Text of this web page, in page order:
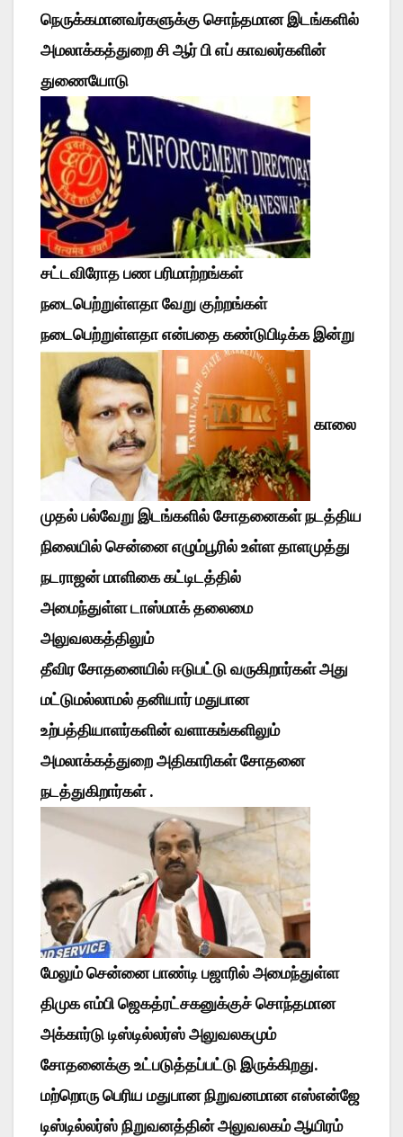
நெருக்கமானவர்களுக்கு சொந்தமான இடங்களில்
அமலாக்கத்துறை சி ஆர் பி எப் காவலர்களின்
துணையோடு
சட்டவிரோத பண பரிமாற்றங்கள்
நடைபெற்றுள்ளதா வேறு குற்றங்கள்
நடைபெற்றுள்ளதா என்பதை கண்டுபிடிக்க இன்று
காலை
முதல் பல்வேறு இடங்களில் சோதனைகள் நடத்திய
நிலையில் சென்னை எழும்பூரில் உள்ள தாளமுத்து
நடராஜன் மாளிகை கட்டிடத்தில்
அமைந்துள்ள டாஸ்மாக் தலைமை
அலுவலகத்திலும்
தீவிர சோதனையில் ஈடுபட்டு வருகிறார்கள் அது
மட்டுமல்லாமல் தனியார் மதுபான
உற்பத்தியாளர்களின் வளாகங்களிலும்
அமலாக்கத்துறை அதிகாரிகள் சோதனை
நடத்துகிறார்கள் .
மேலும் சென்னை பாண்டி பஜாரில் அமைந்துள்ள
திமுக எம்பி ஜெகத்ரட்சகனுக்குச் சொந்தமான
அக்கார்டு டிஸ்டில்லர்ஸ் அலுவலகமும்
சோதனைக்கு உட்படுத்தப்பட்டு இருக்கிறது.
மற்றொரு பெரிய மதுபான நிறுவனமான எஸ்என்ஜே
டிஸ்டில்லர்ஸ் நிறுவனத்தின் அலுவலகம் ஆயிரம்